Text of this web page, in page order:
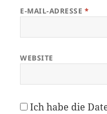
E-MAIL-ADRESSE *
WEBSITE
Ich habe die